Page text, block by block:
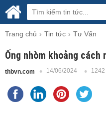
Trang chủ Tin tức Tư Vấn
Ống nhòm khoảng
thbvn.com 14/06/2024